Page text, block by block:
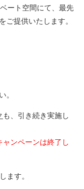
ート空間にて、最先
ご提供いたします。
。
も、引き続き実施し
ンペーンは終了し
ます。